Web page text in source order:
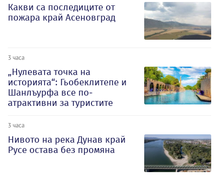
Какви са последиците от
пожара край Асеновград
3 часа
„Нулевата точка на
историята“: Гьобеклитепе и
Шанлъурфа все по-
атрактивни за туристите
3 часа
Нивото на река Дунав край
Русе остава без промяна